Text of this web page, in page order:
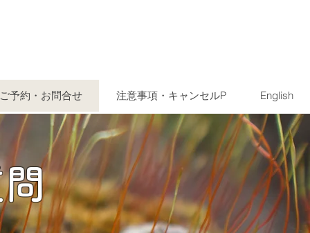
ご予約・お問合せ 注意事項・キャンセルP English